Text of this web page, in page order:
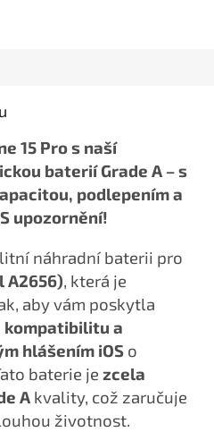
15 Pro s naší
baterií Grade A – s
podlepením a
upozornění!
náhradní baterii pro
A2656), která je
aby vám poskytla
kompatibilitu a
hlášením iOS o
baterie je zcela
A kvality, což zaručuje
životnost.